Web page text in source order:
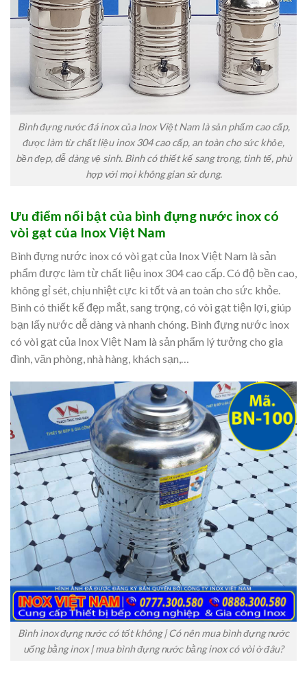
Bình đựng nước đá inox của Inox Việt Nam là sản phẩm cao cấp,
được làm từ chất liệu inox 304 cao cấp, an toàn cho sức khỏe,
bền đẹp, dễ dàng vệ sinh. Bình có thiết kế sang trọng, tinh tế, phù
hợp với mọi không gian sử dụng.
Ưu điểm nổi bật của bình đựng nước inox có
vòi gạt của Inox Việt Nam
Bình đựng nước inox có vòi gạt của Inox Việt Nam là sản
phẩm được làm từ chất liệu inox 304 cao cấp. Có độ bền cao,
không gỉ sét, chịu nhiệt cực kì tốt và an toàn cho sức khỏe.
Bình có thiết kế đẹp mắt, sang trọng, có vòi gạt tiện lợi, giúp
bạn lấy nước dễ dàng và nhanh chóng. Bình đựng nước inox
có vòi gạt của Inox Việt Nam là sản phẩm lý tưởng cho gia
đình, văn phòng, nhà hàng, khách sạn,…
Bình inox đựng nước có tốt không | Có nên mua bình đựng nước
uống bằng inox | mua bình đựng nước bằng inox có vòi ở đâu?